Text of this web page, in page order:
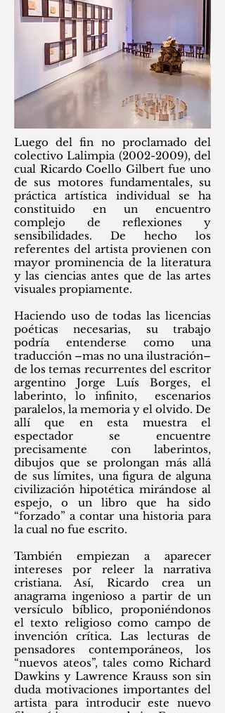
Luego del fin no proclamado del
colectivo Lalimpia (2002-2009), del
cual Ricardo Coello Gilbert fue uno
de sus motores fundamentales, su
práctica artística individual se ha
constituido en un encuentro
complejo de reflexiones y
sensibilidades. De hecho los
referentes del artista provienen con
mayor prominencia de la literatura
y las ciencias antes que de las artes
visuales propiamente.
Haciendo uso de todas las licencias
poéticas necesarias, su trabajo
podría entenderse como una
traducción –mas no una ilustración–
de los temas recurrentes del escritor
argentino Jorge Luís Borges, el
laberinto, lo infinito, escenarios
paralelos, la memoria y el olvido. De
allí que en esta muestra el
espectador se encuentre
precisamente con laberintos,
dibujos que se prolongan más allá
de sus límites, una figura de alguna
civilización hipotética mirándose al
espejo, o un libro que ha sido
“forzado” a contar una historia para
la cual no fue escrito.
También empiezan a aparecer
intereses por releer la narrativa
cristiana. Así, Ricardo crea un
anagrama ingenioso a partir de un
versículo bíblico, proponiéndonos
el texto religioso como campo de
invención crítica. Las lecturas de
pensadores contemporáneos, los
“nuevos ateos”, tales como Richard
Dawkins y Lawrence Krauss son sin
duda motivaciones importantes del
artista para introducir este nuevo